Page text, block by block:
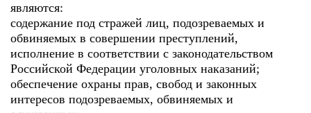
являются:
содержание под стражей лиц, подозреваемых и
обвиняемых в совершении преступлений,
исполнение в соответствии с законодательством
Российской Федерации уголовных наказаний;
обеспечение охраны прав, свобод и законных
интересов подозреваемых, обвиняемых и